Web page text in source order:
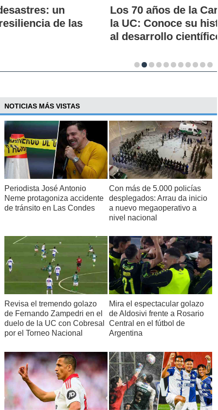
Los 70 años de la Carrera de Química de
la UC: Conoce su historia, hitos y aporte
al desarrollo científico del país
NOTICIAS MÁS VISTAS
Periodista José Antonio
Neme protagoniza accidente
de tránsito en Las Condes
Con más de 5.000 policías
desplegados: Arrau da inicio
a nuevo megaoperativo a
nivel nacional
Revisa el tremendo golazo
de Fernando Zampedri en el
duelo de la UC con Cobresal
por el Torneo Nacional
Mira el espectacular golazo
de Aldosivi frente a Rosario
Central en el fútbol de
Argentina